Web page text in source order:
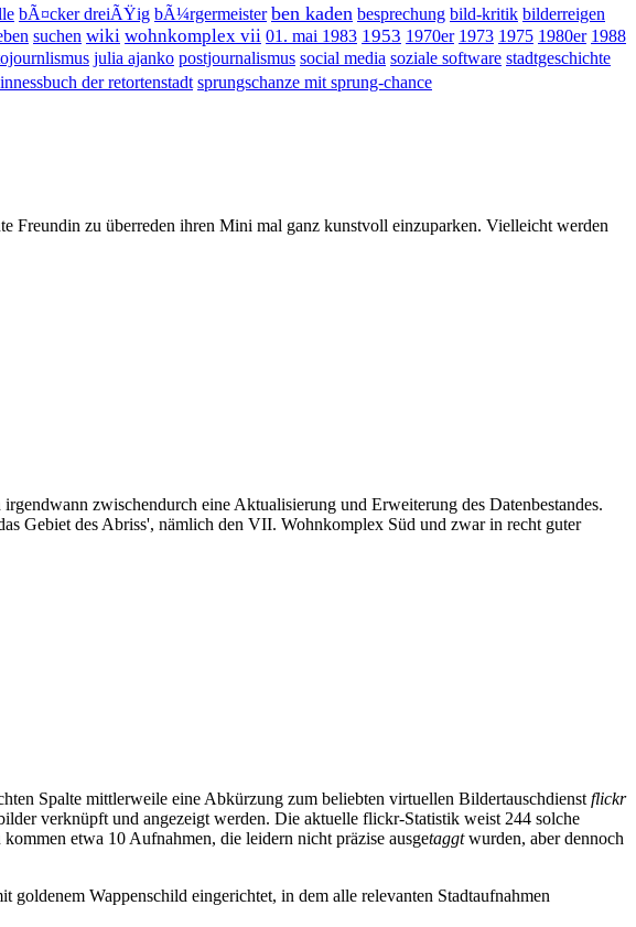
bÃ¤cker dreiÃŸig bÃ¼rgermeister ben kaden besprechung bild-kritik bilderreigen
suchen wiki wohnkomplex vii 01. mai 1983 1953 1970er 1973 1975 1980er 1988
julia ajanko postjournalismus social media soziale software stadtgeschichte
der retortenstadt sprungschanze mit sprung-chance
Freundin zu überreden ihren Mini mal ganz kunstvoll einzuparken. Vielleicht werden
zwischendurch eine Aktualisierung und Erweiterung des Datenbestandes.
Gebiet des Abriss', nämlich den VII. Wohnkomplex Süd und zwar in recht guter
Spalte mittlerweile eine Abkürzung zum beliebten virtuellen Bildertauschdienst flickr
verknüpft und angezeigt werden. Die aktuelle flickr-Statistik weist 244 solche
kommen etwa 10 Aufnahmen, die leidern nicht präzise ausgetaggtwurden, aber dennoch
goldenem Wappenschild eingerichtet, in dem alle relevanten Stadtaufnahmen